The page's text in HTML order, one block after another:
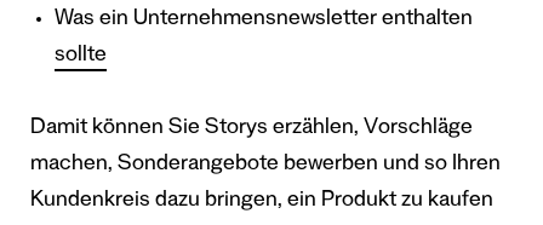
Was ein Unternehmensnewsletter enthalten
sollte
Damit können Sie Storys erzählen, Vorschläge
machen, Sonderangebote bewerben und so Ihren
Kundenkreis dazu bringen, ein Produkt zu kaufen